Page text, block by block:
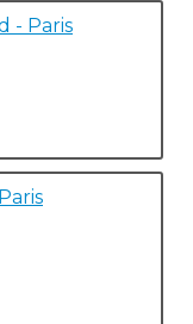
- Paris